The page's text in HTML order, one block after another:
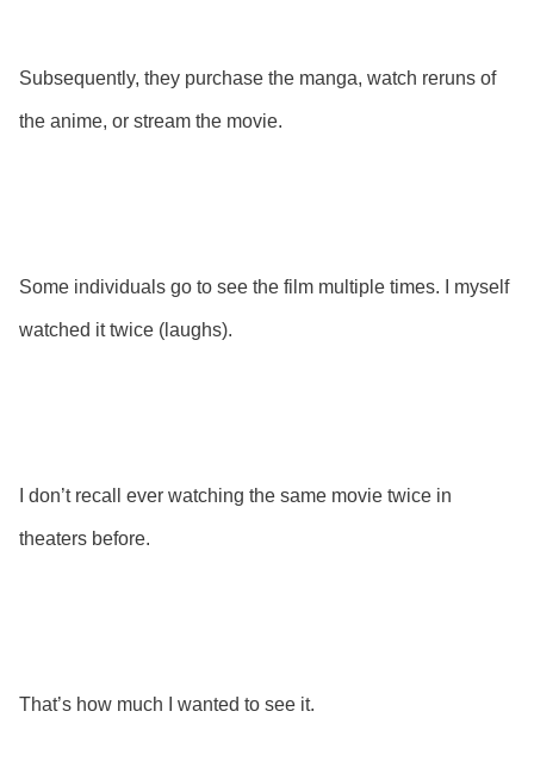
Subsequently, they purchase the manga, watch reruns of
the anime, or stream the movie.
Some individuals go to see the film multiple times. I myself
watched it twice (laughs).
I don’t recall ever watching the same movie twice in
theaters before.
That’s how much I wanted to see it.